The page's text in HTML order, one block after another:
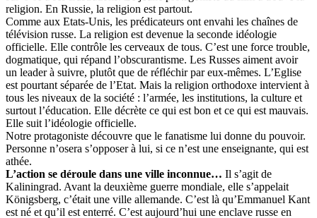
religion. En Russie, la religion est partout.
Comme aux Etats-Unis, les prédicateurs ont envahi les chaînes de
télévision russe. La religion est devenue la seconde idéologie
officielle. Elle contrôle les cerveaux de tous. C’est une force trouble,
dogmatique, qui répand l’obscurantisme. Les Russes aiment avoir
un leader à suivre, plutôt que de réfléchir par eux-mêmes. L’Eglise
est pourtant séparée de l’Etat. Mais la religion orthodoxe intervient à
tous les niveaux de la société : l’armée, les institutions, la culture et
surtout l’éducation. Elle décrète ce qui est bon et ce qui est mauvais.
Elle suit l’idéologie officielle.
Notre protagoniste découvre que le fanatisme lui donne du pouvoir.
Personne n’osera s’opposer à lui, si ce n’est une enseignante, qui est
athée.
L’action se déroule dans une ville inconnue… Il s’agit de
Kaliningrad. Avant la deuxième guerre mondiale, elle s’appelait
Königsberg, c’était une ville allemande. C’est là qu’Emmanuel Kant
est né et qu’il est enterré. C’est aujourd’hui une enclave russe en